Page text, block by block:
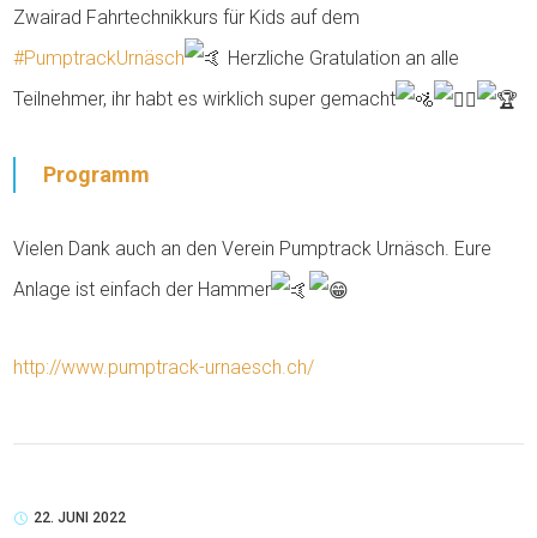
Zwairad Fahrtechnikkurs für Kids auf dem
#PumptrackUrnäsch
Herzliche Gratulation an alle
Teilnehmer, ihr habt es wirklich super gemacht
Programm
Vielen Dank auch an den Verein Pumptrack Urnäsch. Eure
Anlage ist einfach der Hammer
http://www.pumptrack-urnaesch.ch/
22. JUNI 2022